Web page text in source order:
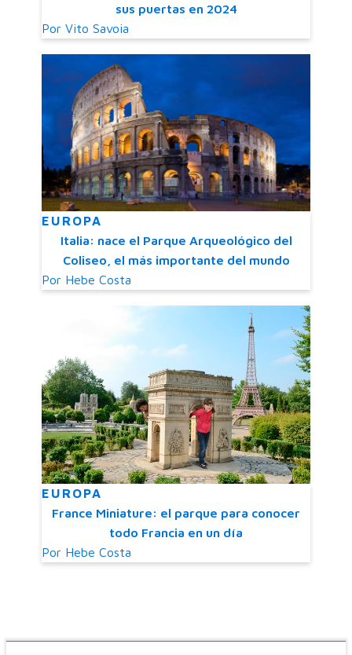
sus puertas en 2024
Por Vito Savoia
EUROPA
Italia: nace el Parque Arqueológico del
Coliseo, el más importante del mundo
Por Hebe Costa
EUROPA
France Miniature: el parque para conocer
todo Francia en un día
Por Hebe Costa